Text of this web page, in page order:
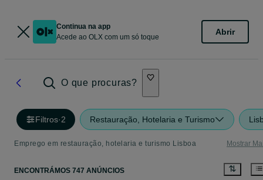
Continua na app
Acede ao OLX com um só toque
Abrir
O que procuras?
Filtros·2 Restauração, Hotelaria e Turismo
Emprego em restauração, hotelaria e turismo Lisboa Mostrar
ENCONTRÁMOS 747 ANÚNCIOS